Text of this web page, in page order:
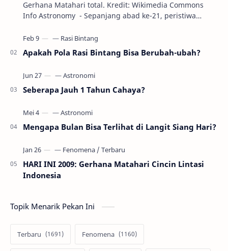
Gerhana Matahari total. Kredit: Wikimedia Commons
Info Astronomy - Sepanjang abad ke-21, peristiwa
Apakah Pola Rasi Bintang Bisa Berubah-ubah?
Seberapa Jauh 1 Tahun Cahaya?
Mengapa Bulan Bisa Terlihat di Langit Siang Hari?
HARI INI 2009: Gerhana Matahari Cincin Lintasi
Indonesia
Topik Menarik Pekan Ini
Terbaru Fenomena